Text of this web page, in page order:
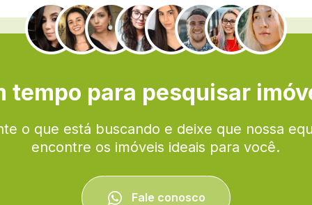
.
tempo para pesquisar
o que está buscando e deixe que nossa
encontre os imóveis ideais para você.
Fale conosco